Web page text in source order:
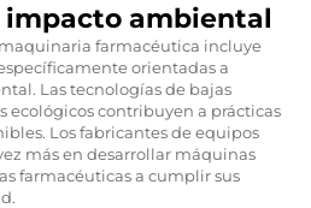
impacto ambiental
farmacéutica incluye
orientadas a
Las tecnologías de bajas
ecológicos contribuyen a prácticas
Los fabricantes de equipos
más en desarrollar máquinas
farmacéuticas a cumplir sus